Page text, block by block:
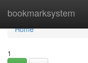
bookmarksystem
Home
Home
1